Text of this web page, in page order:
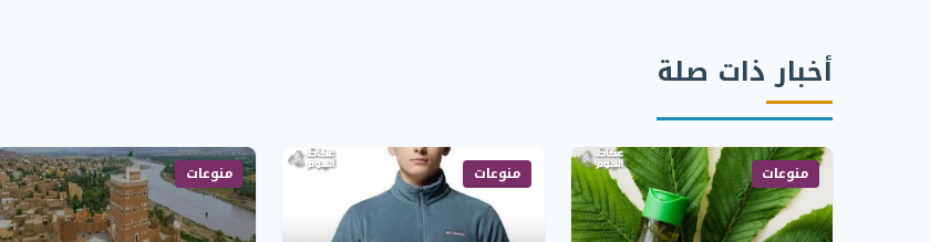
أخبار ذات صلة
منوعات منوعات منوعات